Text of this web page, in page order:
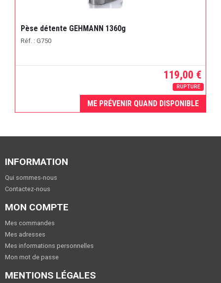
Pèse détente GEHMANN 1360g
Réf. : G750
119,00 €
RUPTURE
ME PRÉVENIR QUAND DISPONIBLE
INFORMATION
Qui sommes-nous
Contactez-nous
MON COMPTE
Mes commandes
Mes adresses
Mes informations personnelles
Mon mot de passe
MENTIONS LÉGALES